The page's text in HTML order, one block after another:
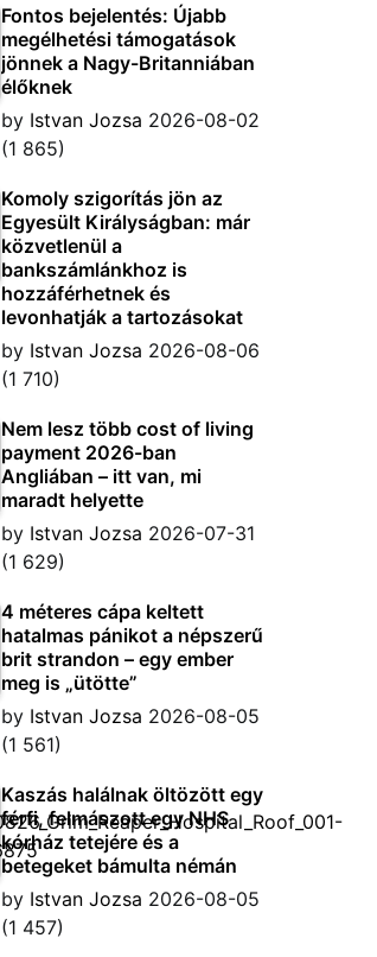
Fontos bejelentés: Újabb
megélhetési támogatások
jönnek a Nagy-Britanniában
élőknek
by Istvan Jozsa 2026-08-02
(1 865)
Komoly szigorítás jön az
Egyesült Királyságban: már
közvetlenül a
bankszámlánkhoz is
hozzáférhetnek és
levonhatják a tartozásokat
by Istvan Jozsa 2026-08-06
(1 710)
Nem lesz több cost of living
payment 2026-ban
Angliában – itt van, mi
maradt helyette
by Istvan Jozsa 2026-07-31
(1 629)
4 méteres cápa keltett
hatalmas pánikot a népszerű
brit strandon – egy ember
meg is „ütötte”
by Istvan Jozsa 2026-08-05
(1 561)
Kaszás halálnak öltözött egy
férfi, felmászott egy NHS
kórház tetejére és a
betegeket bámulta némán
by Istvan Jozsa 2026-08-05
(1 457)